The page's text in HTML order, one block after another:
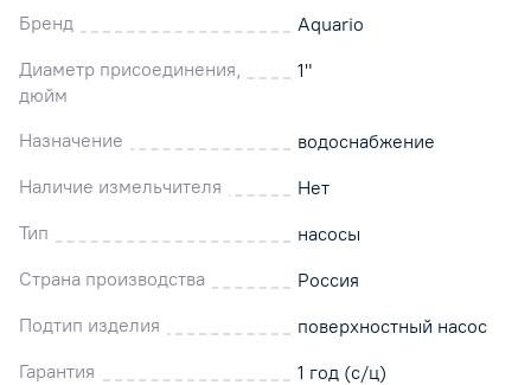
Бренд
Aquario
Диаметр присоединения,
дюйм
1"
Назначение
водоснабжение
Наличие измельчителя
Нет
Тип
насосы
Страна производства
Россия
Подтип изделия
поверхностный насос
Гарантия
1 год (с/ц)